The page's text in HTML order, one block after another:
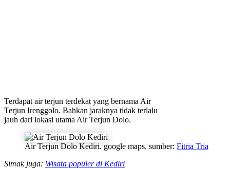
Terdapat air terjun terdekat yang bernama Air
Terjun Irenggolo. Bahkan jaraknya tidak terlalu
jauh dari lokasi utama Air Terjun Dolo.
Air Terjun Dolo Kediri. google maps. sumber: Fitria Tria
Simak juga: Wisata populer di Kediri